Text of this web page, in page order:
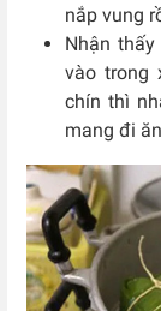
nắp vung
Nhận
vào trong
chín thì
mang đi